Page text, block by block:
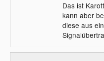
Das ist
kann aber
diese aus